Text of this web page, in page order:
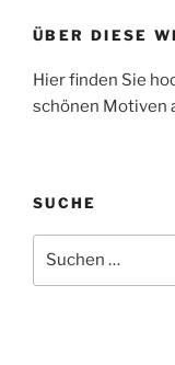
ÜBER DIESE
Hier finden Sie
schönen Motiven
SUCHE
nach: